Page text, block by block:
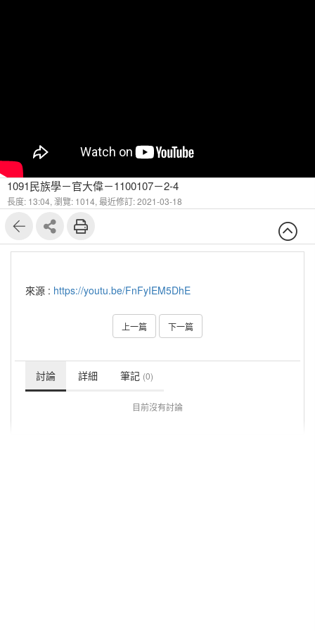
1091民族學－官大偉－1100107－2-4
長度: 13:04, 瀏覽: 1014, 最近修訂: 2021-03-18
來源 : https://youtu.be/FnFyIEM5DhE
上一篇 下一篇
討論 詳細 筆記 (0)
目前沒有討論